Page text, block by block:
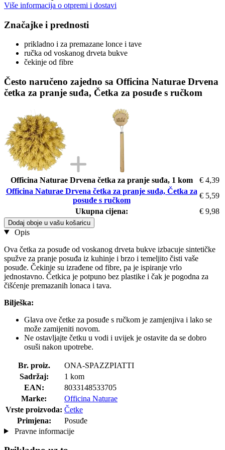
Više informacija o otpremi i dostavi
Značajke i prednosti
prikladno i za premazane lonce i tave
ručka od voskanog drveta bukve
čekinje od fibre
Često naručeno zajedno sa Officina Naturae Drvena
četka za pranje suđa, Četka za posuđe s ručkom
Officina Naturae Drvena četka za pranje suđa, 1 kom
€ 4,39
Officina Naturae Drvena četka za pranje suđa, Četka za
posuđe s ručkom
€ 5,59
Ukupna cijena:
€ 9,98
Dodaj oboje u vašu košaricu
Opis
Ova četka za posuđe od voskanog drveta bukve izbacuje sintetičke
spužve za pranje posuđa iz kuhinje i brzo i temeljito čisti vaše
posuđe. Čekinje su izrađene od fibre, pa je ispiranje vrlo
jednostavno. Četkica je potpuno bez plastike i čak je pogodna za
čišćenje premazanih lonaca i tava.
Bilješka:
Glava ove četke za posuđe s ručkom je zamjenjiva i lako se
može zamijeniti novom.
Ne ostavljajte četku u vodi i uvijek je ostavite da se dobro
osuši nakon upotrebe.
Br. proiz.
ONA-SPAZZPIATTI
Sadržaj:
1 kom
EAN:
8033148533705
Marke:
Officina Naturae
Vrste proizvoda: Četke
Primjena:
Posuđe
Pravne informacije